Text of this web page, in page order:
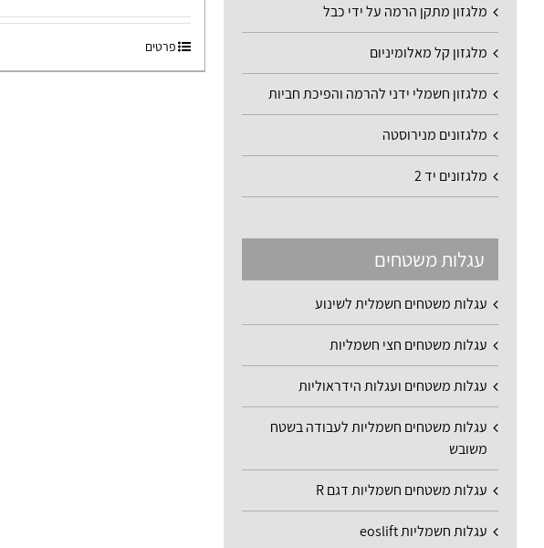
פרטים
מלגזון מתקן הרמה על ידי כבל
מלגזון קל מאלומיניום
מלגזון חשמלי ידני להרמה והפיכת חביות
מלגזונים מנירוסטה
מלגזונים יד 2
עגלות משטחים
עגלות משטחים חשמלית לשינוע
עגלות משטחים חצי חשמליות
עגלות משטחים ועגלות הידראוליות
עגלות משטחים חשמליות לעבודה בשטח
משובש
עגלות משטחים חשמליות דגם R
עגלות חשמליות eoslift